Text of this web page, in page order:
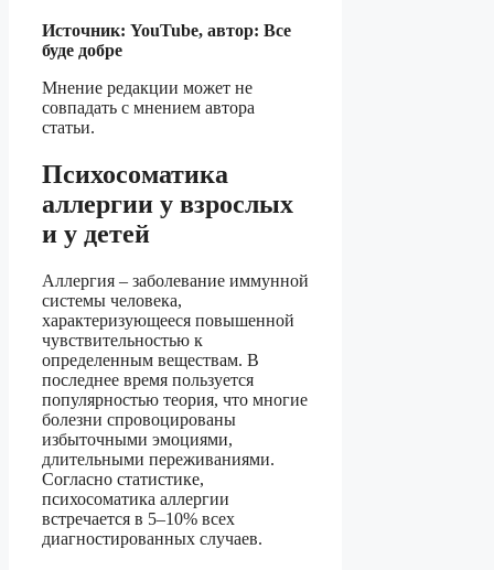
Источник: YouTube, автор: Все
буде добре
Мнение редакции может не
совпадать с мнением автора
статьи.
Психосоматика
аллергии у взрослых
и у детей
Аллергия – заболевание иммунной
системы человека,
характеризующееся повышенной
чувствительностью к
определенным веществам. В
последнее время пользуется
популярностью теория, что многие
болезни спровоцированы
избыточными эмоциями,
длительными переживаниями.
Согласно статистике,
психосоматика аллергии
встречается в 5–10% всех
диагностированных случаев.